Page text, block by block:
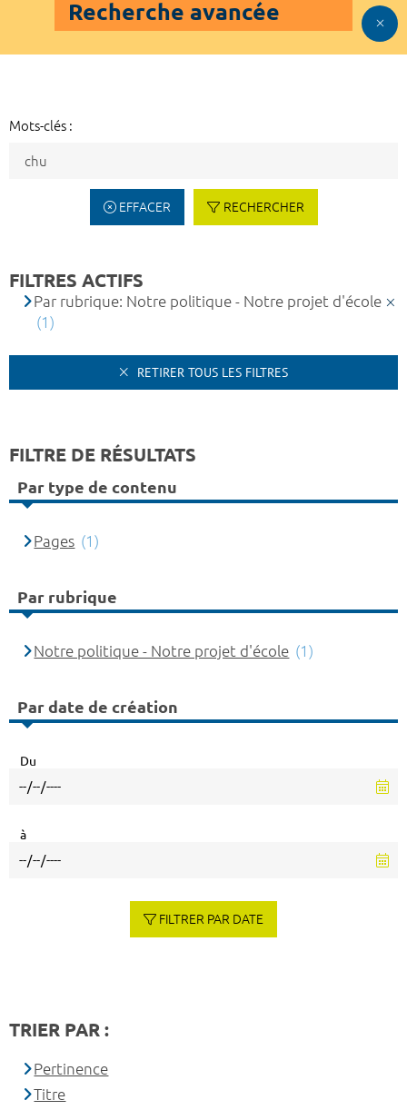
Recherche avancée
Mots-clés :
EFFACER RECHERCHER
FILTRES ACTIFS
Par rubrique: Notre politique - Notre projet d'école
(1)
RETIRER TOUS LES FILTRES
FILTRE DE RÉSULTATS
Par type de contenu
Pages (1)
Par rubrique
Notre politique - Notre projet d'école (1)
Par date de création
Du
à
FILTRER PAR DATE
TRIER PAR :
Pertinence
Titre